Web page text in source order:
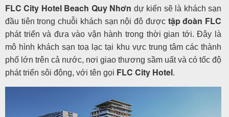
Nhơn
Lịch
khởi
FLC City Hotel Beach Quy Nhơn dự kiến sẽ là khách sạn
đầu tiên trong chuỗi khách sạn nội đô được tập đoàn FLC
phát triển và đưa vào vận hành trong thời gian tới. Đây là
mô hình khách sạn toạ lạc tại khu vực trung tâm các thành
phố lớn trên cả nước, nơi giao thương sầm uất và có tốc độ
phát triển sôi động, với tên gọi FLC City Hotel.